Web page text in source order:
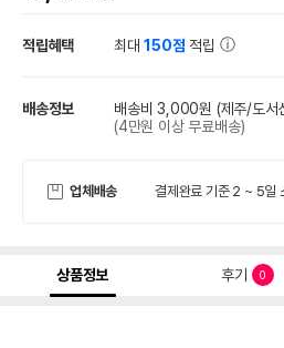
적립혜택 최대150점 적립
배송정보 배송비 3,000원 (제주/도서
(4만원 이상 무료배송)
업체배송 결제완료 기준 2 ~ 5일
상품정보 후기 0